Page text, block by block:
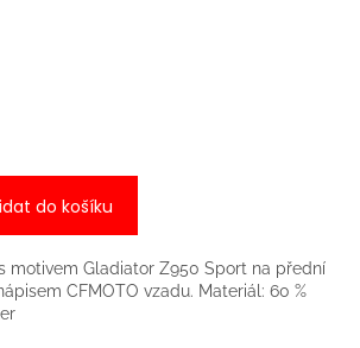
do košíku
motivem Gladiator Z950 Sport na přední
CFMOTO vzadu. Materiál: 60 %